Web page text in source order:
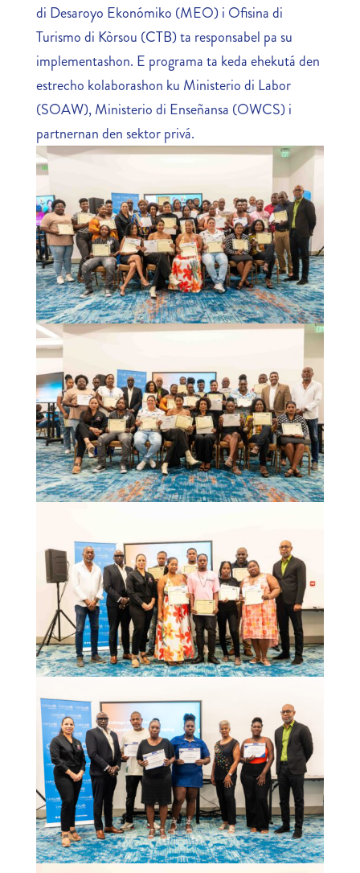
di Desaroyo Ekonómiko (MEO) i Ofisina di
Turismo di Kòrsou (CTB) ta responsabel pa su
implementashon. E programa ta keda ehekutá den
estrecho kolaborashon ku Ministerio di Labor
(SOAW), Ministerio di Enseñansa (OWCS) i
partnernan den sektor privá.